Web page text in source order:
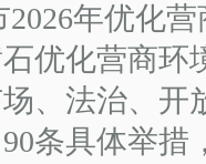
2026年优化
优化营商环
、法治、开
条具体举